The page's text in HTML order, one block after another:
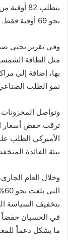
يتطلب 82
نحو 69 أوقية فقط.
وفي تقرير بحثي
مثل الطاقة
بها، إضافة إلى
نمو الطلب الصناعي
وتواصل
ترقب خفض أسعار
الأميركي الطلب
بيئة الفائدة
وخلال العام
بتخفيف السياسة
في الحسبان خفضاً
ما يشكل دعماً